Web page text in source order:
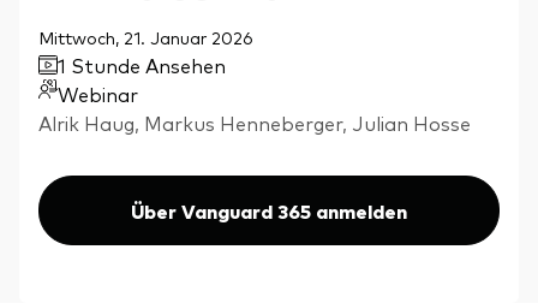
Indexfonds
LifeStrategy
Multi-asset
Money market
Säulen
Kundenbeziehungen
Financial Planning
Kontakt
Mittwoch, 21. Januar 2026
1 Stunde Ansehen
Webinar
Alrik Haug, Markus Henneberger, Julian Hosse
Über Vanguard 365 anmelden